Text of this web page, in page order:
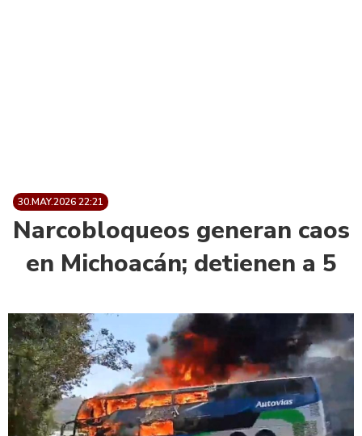
30.MAY.2026 22:21
Narcobloqueos generan caos
en Michoacán; detienen a 5